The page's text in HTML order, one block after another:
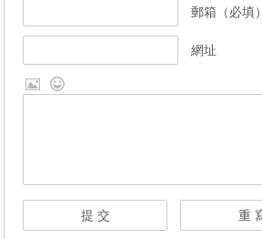
郵箱（必填）
網址